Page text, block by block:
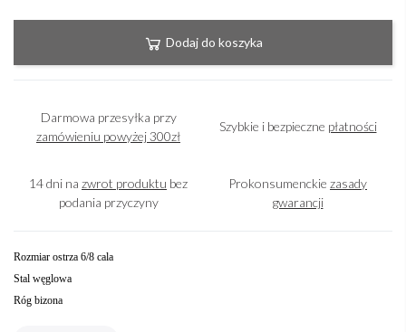
Dodaj do koszyka
Darmowa przesyłka przy
zamówieniu powyżej 300zł
Szybkie i bezpieczne płatności
14 dni na zwrot produktu bez
podania przyczyny
Prokonsumenckie zasady
gwarancji
Rozmiar ostrza 6/8 cala
Stal węglowa
Róg bizona